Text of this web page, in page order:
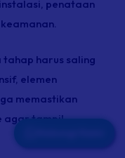
penataan
tahap harus saling
elemen
memastikan
agar tampil